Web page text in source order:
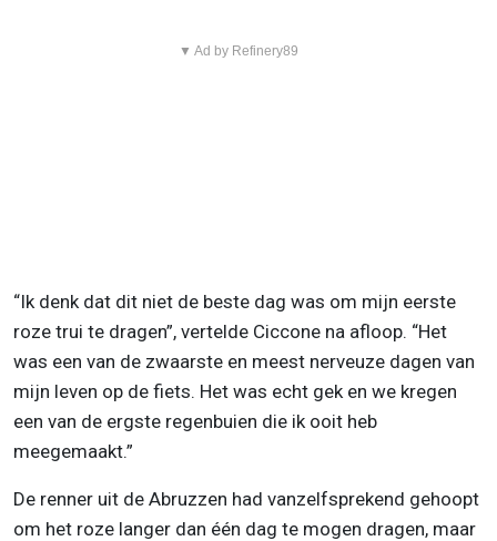
▼ Ad by Refinery89
“Ik denk dat dit niet de beste dag was om mijn eerste
roze trui te dragen”, vertelde Ciccone na afloop. “Het
was een van de zwaarste en meest nerveuze dagen van
mijn leven op de fiets. Het was echt gek en we kregen
een van de ergste regenbuien die ik ooit heb
meegemaakt.”
De renner uit de Abruzzen had vanzelfsprekend gehoopt
om het roze langer dan één dag te mogen dragen, maar